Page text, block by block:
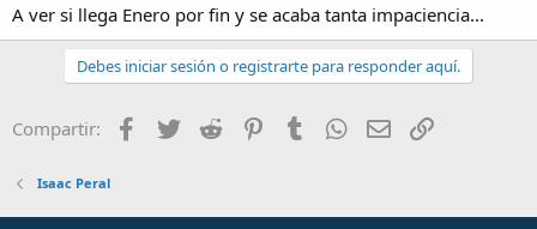
A ver si llega Enero por fin y se acaba tanta impaciencia...
Debes iniciar sesión o registrarte para responder aquí.
Compartir: Facebook
Twitter Reddit PinterestTumblrWhatsApp
Email
Isaac Peral